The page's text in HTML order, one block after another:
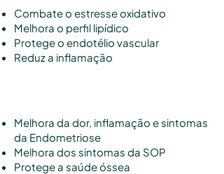
Combate o estresse oxidativo
Melhora o perfil lipídico
Protege o endotélio vascular
Reduz a inflamação
Melhora da dor, inflamação e sintomas
da Endometriose
Melhora dos sintomas da SOP
Protege a saúde óssea